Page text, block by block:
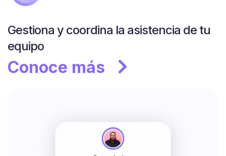
Gestiona y coordina la asistencia de tu
equipo
Conoce más